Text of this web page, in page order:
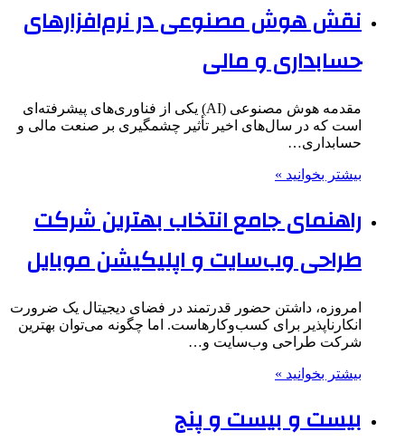
نقش هوش مصنوعی در نرم‌افزارهای
حسابداری و مالی
مقدمه هوش مصنوعی (AI) یکی از فناوری‌های پیشرفته‌ای
است که در سال‌های اخیر تأثیر چشمگیری بر صنعت مالی و
حسابداری…
بیشتر بخوانید »
راهنمای جامع انتخاب بهترین شرکت
طراحی وب‌سایت و اپلیکیشن موبایل
امروزه، داشتن حضور قدرتمند در فضای دیجیتال یک ضرورت
انکارناپذیر برای کسب‌وکارهاست. اما چگونه می‌توان بهترین
شرکت طراحی وب‌سایت و…
بیشتر بخوانید »
بیست و بیست و پنج